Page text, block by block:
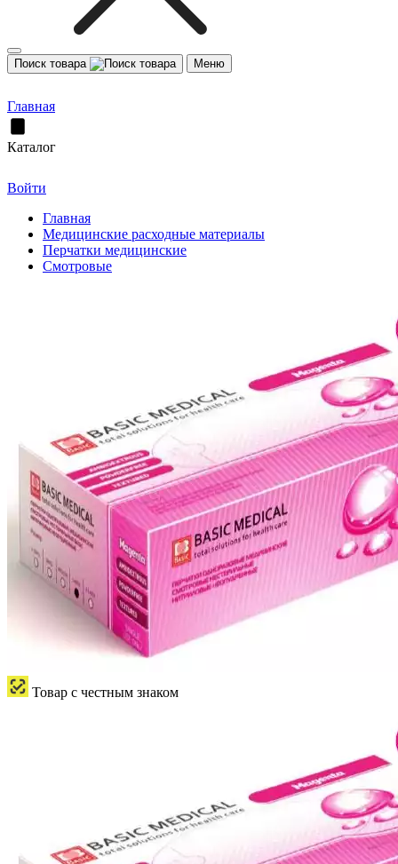
Поиск товара Меню
Главная
Каталог
Войти
Главная
Медицинские расходные материалы
Перчатки медицинские
Смотровые
Товар с честным знаком